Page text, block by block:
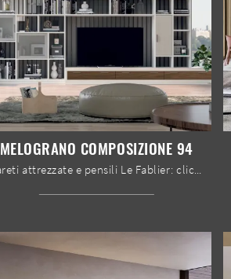
MELOGRANO COMPOSIZIONE 94